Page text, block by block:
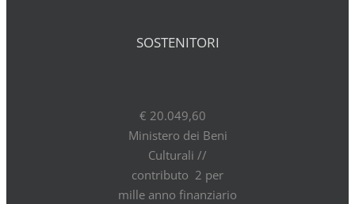
SOSTENITORI
€ 20.049,60
Ministero dei Beni
Culturali //
contributo 2 per
mille anno finanziario